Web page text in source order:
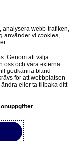
analysera webb-trafiken,
använder vi cookies,
Genom att välja
oss och våra externa
godkänna bland
för att webbplatsen
eller ta tillbaka ditt
.